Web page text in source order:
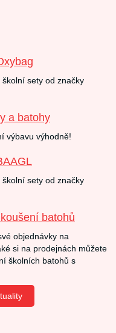
sety od značky
a batohy
výbavu výhodně!
sety od značky
batohů
objednávky na
si na prodejnách můžete
školních batohů s